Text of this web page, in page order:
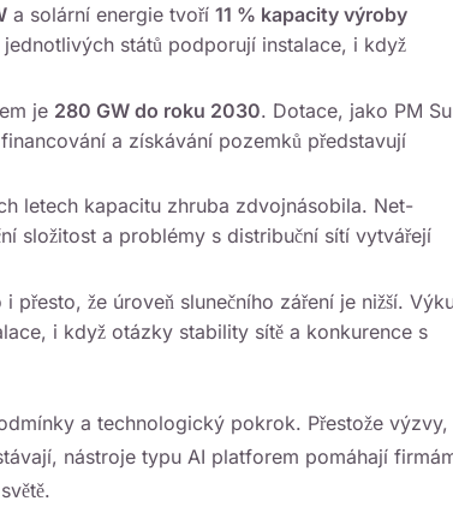
a solární energie tvoří 11 % kapacity výroby
států podporují instalace, i když
je 280 GW do roku 2030. Dotace, jako PM
a získávání pozemků představují
letech kapacitu zhruba zdvojnásobila. Net-
složitost a problémy s distribuční sítí vytvářejí
i přesto, že úroveň slunečního záření je nižší.
i když otázky stability sítě a konkurence s
a technologický pokrok. Přestože výzvy,
nástroje typu AI platforem pomáhají